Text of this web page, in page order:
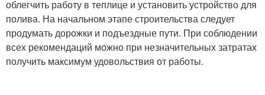
облегчить работу в теплице и установить устройство для
полива. На начальном этапе строительства следует
продумать дорожки и подъездные пути. При соблюдении
всех рекомендаций можно при незначительных затратах
получить максимум удовольствия от работы.